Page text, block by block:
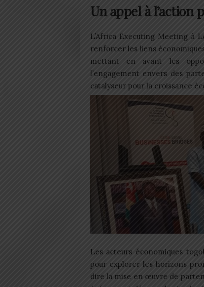
Un appel à l’action
L’Africa Executing Meeting à
renforcer les liens
mettant en avant les
l’engagement envers des
catalyseur pour la croissance
Les acteurs économiques
pour explorer les horizons
dire la mise en œuvre de